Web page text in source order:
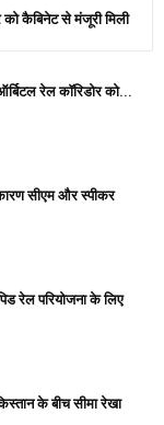
को कैबिनेट से मंजूरी मिली
रेल कॉरिडोर को...
सीएम और स्पीकर
रेल परियोजना के लिए
के बीच सीमा रेखा